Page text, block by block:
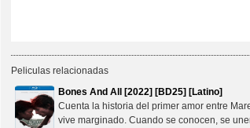
Peliculas relacionadas
Bones And All [2022] [BD25] [Latino]
Cuenta la historia del primer amor entre
vive marginado. Cuando se conocen, se